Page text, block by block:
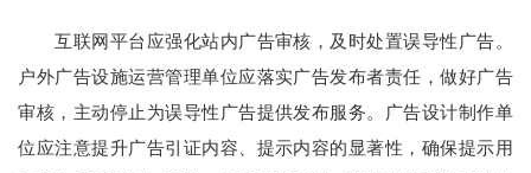
互联网平台应强化站内广告审核，及时处置误导性广告。
户外广告设施运营管理单位应落实广告发布者责任，做好广告
审核，主动停止为误导性广告提供发布服务。广告设计制作单
位应注意提升广告引证内容、提示内容的显著性，确保提示用